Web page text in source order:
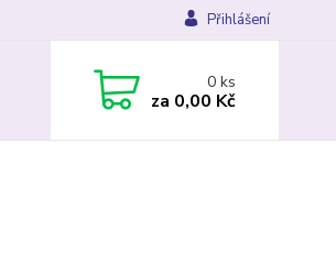
Přihlášení
0ks
za 0,00 Kč